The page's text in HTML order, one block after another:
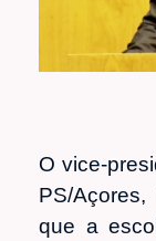
O vice-
PS/
que a